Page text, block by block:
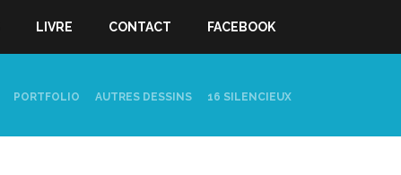
LIVRE CONTACT FACEBOOK
PORTFOLIO AUTRES DESSINS 16 SILENCIEUX